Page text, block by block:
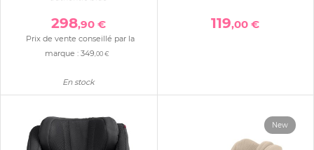
298,90 €
Prix de vente conseillé par la
marque :349,00 €
En stock
119,00 €
New